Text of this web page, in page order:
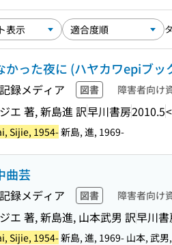
かった夜に (ハヤカワepiブッ
記録メディア 図書 障害者向け
エ 著, 新島進 訳早川書房2010.5
Sijie, 1954-新島, 進, 1969-
曲芸
記録メディア 図書 障害者向け
エ 著, 新島進, 山本武男 訳早川書
Sijie, 1954-新島, 進, 1969- 山本, 武